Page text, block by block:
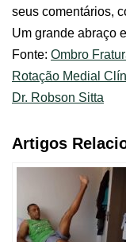
seus comentários,
Um grande abraço
Fonte: Ombro
Rotação Medial
Dr. Robson Sitta
Artigos